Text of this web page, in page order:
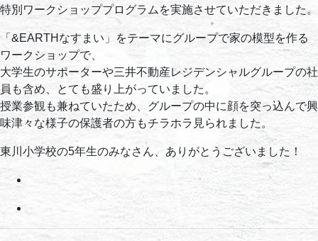
特別ワークショッププログラムを実施させていただきました。
「&EARTHなすまい」をテーマにグループで家の模型を作る
ワークショップで、
大学生のサポーターや三井不動産レジデンシャルグループの社
員も含め、とても盛り上がっていました。
授業参観も兼ねていたため、グループの中に顔を突っ込んで興
味津々な様子の保護者の方もチラホラ見られました。
東川小学校の5年生のみなさん、ありがとうございました！